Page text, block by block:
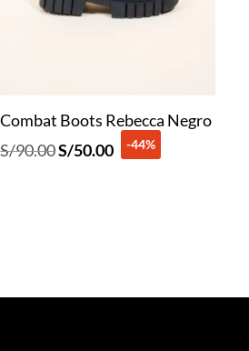
Combat Boots Rebecca Negro
S/90.00El
S/50.00El-44%